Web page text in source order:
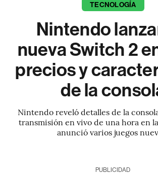
TECNOLOGÍA
Nintendo
nueva Switch 2
precios y
de la
Nintendo reveló detalles de la
transmisión en vivo de una hora en
anunció varios juegos
PUBLICIDAD